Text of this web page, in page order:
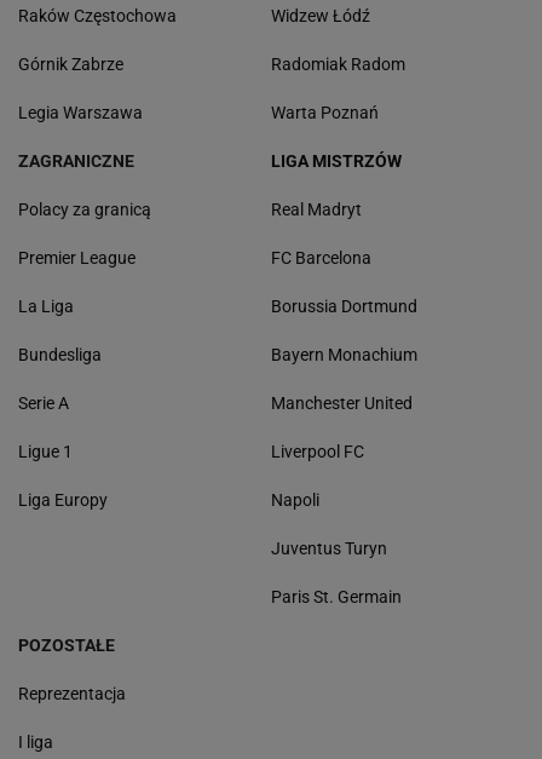
Raków Częstochowa
Górnik Zabrze
Legia Warszawa
Widzew Łódź
Radomiak Radom
Warta Poznań
ZAGRANICZNE
Polacy za granicą
Premier League
La Liga
Bundesliga
Serie A
Ligue 1
Liga Europy
LIGA MISTRZÓW
Real Madryt
FC Barcelona
Borussia Dortmund
Bayern Monachium
Manchester United
Liverpool FC
Napoli
Juventus Turyn
Paris St. Germain
POZOSTAŁE
Reprezentacja
I liga